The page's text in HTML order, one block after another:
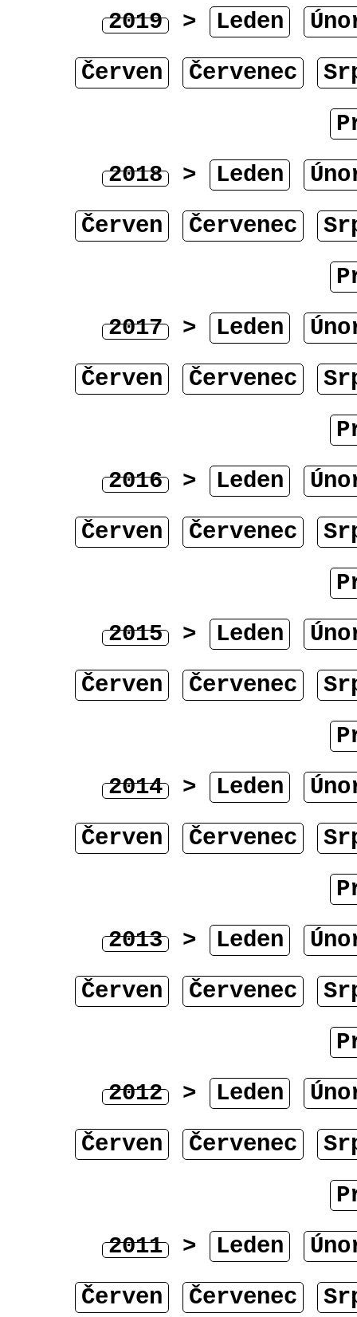
2019 > Leden
Červen
Červenec
2018 > Leden
Červen
Červenec
2017 > Leden
Červen
Červenec
2016 > Leden
Červen
Červenec
2015 > Leden
Červen
Červenec
2014 > Leden
Červen
Červenec
2013 > Leden
Červen
Červenec
2012 > Leden
Červen
Červenec
2011 > Leden
Červen
Červenec